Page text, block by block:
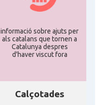
informació sobre ajuts per
als catalans que tornen a
Catalunya despres
d'haver viscut fora
Calçotades